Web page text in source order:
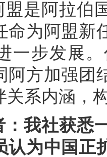
盟是阿拉伯
命为阿盟新
一步发展
阿方加强团
关系内涵，
：我社获悉
认为中国正